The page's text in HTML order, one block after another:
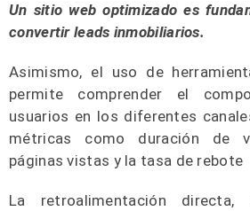
Un sitio web optimizado es
convertir leads inmobiliarios.
Asimismo, el uso de
permite comprender el
usuarios en los diferentes
métricas como duración de
páginas vistas y la tasa de rebote
La retroalimentación directa,